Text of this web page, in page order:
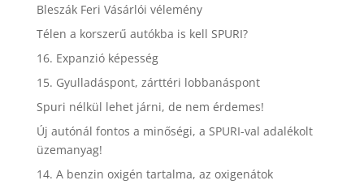
Bleszák Feri Vásárlói vélemény
Télen a korszerű autókba is kell SPURI?
16. Expanzió képesség
15. Gyulladáspont, zárttéri lobbanáspont
Spuri nélkül lehet járni, de nem érdemes!
Új autónál fontos a minőségi, a SPURI-val adalékolt
üzemanyag!
14. A benzin oxigén tartalma, az oxigenátok